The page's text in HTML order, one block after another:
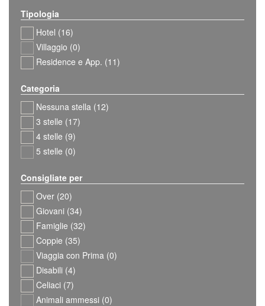
Tipologia
Hotel (16)
Villaggio (0)
Residence e App. (11)
Categoria
Nessuna stella (12)
3 stelle (17)
4 stelle (9)
5 stelle (0)
Consigliate per
Over (20)
Giovani (34)
Famiglie (32)
Coppie (35)
Viaggia con Prima (0)
Disabili (4)
Celiaci (7)
Animali ammessi (0)